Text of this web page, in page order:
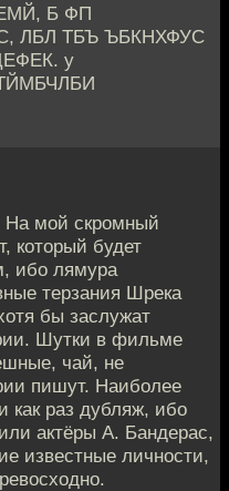
Б ФП
ЛБЛ ТБЪ ЪБКНХФУС
у
На мой скромный
который будет
ибо лямура
терзания Шрека
бы заслужат
Шутки в фильме
чай, не
пишут. Наиболее
как раз дубляж, ибо
актёры А. Бандерас,
известные личности,